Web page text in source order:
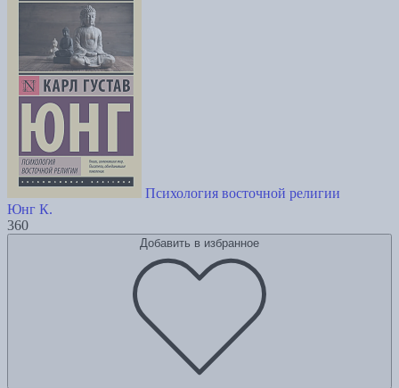
Психология восточной религии
Юнг К.
360
Добавить в избранное